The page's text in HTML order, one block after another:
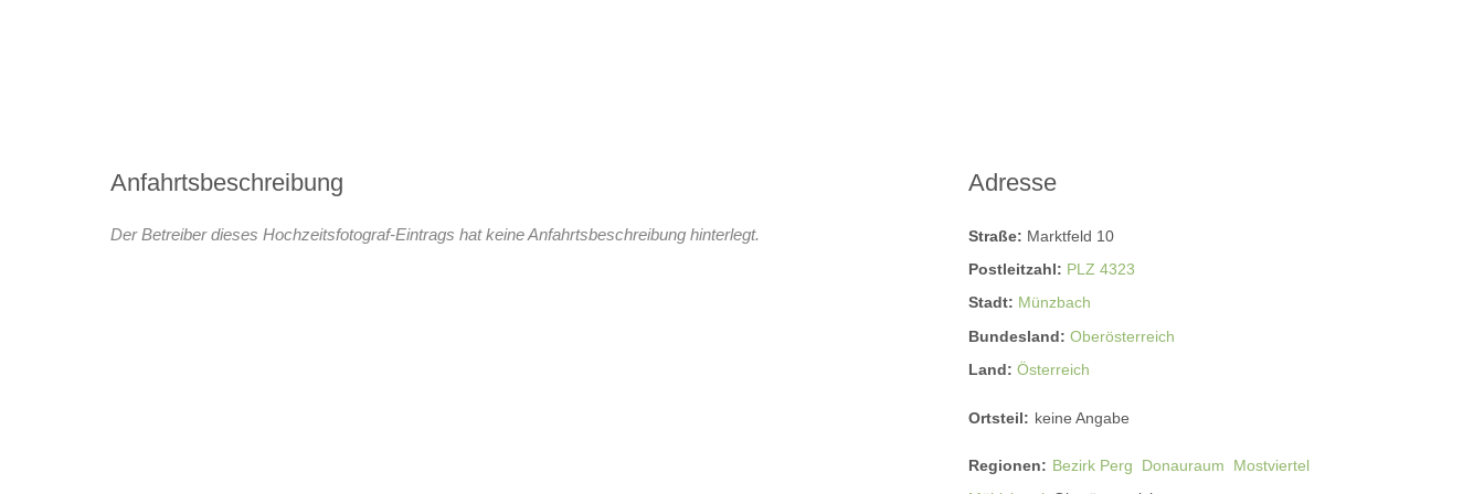
Anfahrtsbeschreibung
Der Betreiber dieses Hochzeitsfotograf-Eintrags hat keine Anfahrtsbeschreibung hinterlegt.
Adresse
Straße: Marktfeld 10
Postleitzahl: PLZ 4323
Stadt: Münzbach
Bundesland:Oberösterreich
Land:Österreich
Ortsteil: keine Angabe
Regionen: Bezirk Perg Donauraum
Mostviertel